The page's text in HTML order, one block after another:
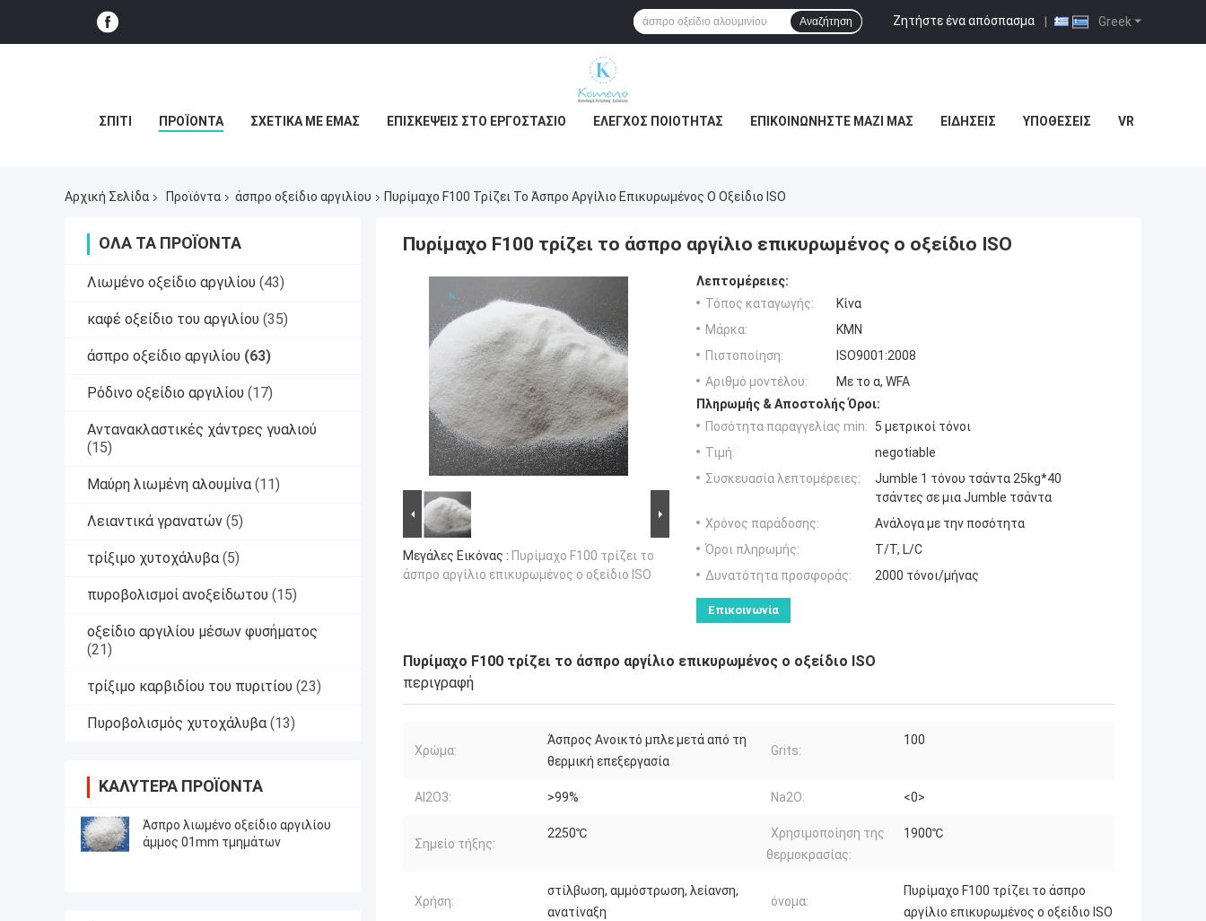
Greek
Ζητήστε ένα απόσπασμα |
Αναζήτηση
ΣΠΊΤΙ ΠΡΟΪΌΝΤΑ ΣΧΕΤΙΚΆ ΜΕ ΕΜΆΣ ΕΠΙΣΚΈΨΕΙΣ ΣΤΟ ΕΡΓΟΣΤΆΣΙΟ ΈΛΕΓΧΟΣ ΠΟΙΌΤΗΤΑΣ ΕΠΙΚΟΙΝΩΝΉΣΤΕ ΜΑΖΊ ΜΑΣ ΕΙΔΉΣΕΙΣ ΥΠΟΘΈΣΕΙΣ VR
Αρχική Σελίδα Προϊόντα άσπρο οξείδιο αργιλίου Πυρίμαχο F100 Τρίζει Το Άσπρο Αργίλιο Επικυρωμένος Ο Οξείδιο ISO
ΌΛΑ ΤΑ ΠΡΟΪΌΝΤΑ
Λιωμένο οξείδιο αργιλίου (43)
καφέ οξείδιο του αργιλίου (35)
άσπρο οξείδιο αργιλίου (63)
Ρόδινο οξείδιο αργιλίου (17)
Αντανακλαστικές χάντρες γυαλιού
(15)
Μαύρη λιωμένη αλουμίνα (11)
Λειαντικά γρανατών (5)
τρίξιμο χυτοχάλυβα (5)
πυροβολισμοί ανοξείδωτου (15)
οξείδιο αργιλίου μέσων φυσήματος
(21)
τρίξιμο καρβιδίου του πυριτίου (23)
Πυροβολισμός χυτοχάλυβα (13)
ΚΑΛΎΤΕΡΑ ΠΡΟΪΌΝΤΑ
Άσπρο λιωμένο οξείδιο αργιλίου
άμμος 01mm τμημάτων
Πυρίμαχο F100 τρίζει το άσπρο αργίλιο επικυρωμένος ο οξείδιο ISO
Μεγάλες Εικόνας : Πυρίμαχο F100 τρίζει το
άσπρο αργίλιο επικυρωμένος ο οξείδιο ISO
Λεπτομέρειες:
Τόπος καταγωγής:
Κίνα
Μάρκα:
KMN
Πιστοποίηση:
ISO9001:2008
Αριθμό μοντέλου:
Με το α, WFA
Πληρωμής & Αποστολής Όροι:
Ποσότητα παραγγελίας min:
5 μετρικοί τόνοι
Τιμή:
negotiable
Συσκευασία λεπτομέρειες:
Jumble 1 τόνου τσάντα 25kg*40
τσάντες σε μια Jumble τσάντα
Χρόνος παράδοσης:
Ανάλογα με την ποσότητα
Όροι πληρωμής:
T/T, L/C
Δυνατότητα προσφοράς:
2000 τόνοι/μήνας
Επικοινωνία
Πυρίμαχο F100 τρίζει το άσπρο αργίλιο επικυρωμένος ο οξείδιο ISO
περιγραφή
Χρώμα:
Άσπρος Ανοικτό μπλε μετά από τη
θερμική επεξεργασία
Grits:
100
Al2O3: >99% Na2O: <0>
Σημείο τήξης:
2250℃
Χρησιμοποίηση της
θερμοκρασίας:
1900℃
Χρήση:
στίλβωση, αμμόστρωση, λείανση,
ανατίναξη
όνομα:
Πυρίμαχο F100 τρίζει το άσπρο
αργίλιο επικυρωμένος ο οξείδιο ISO